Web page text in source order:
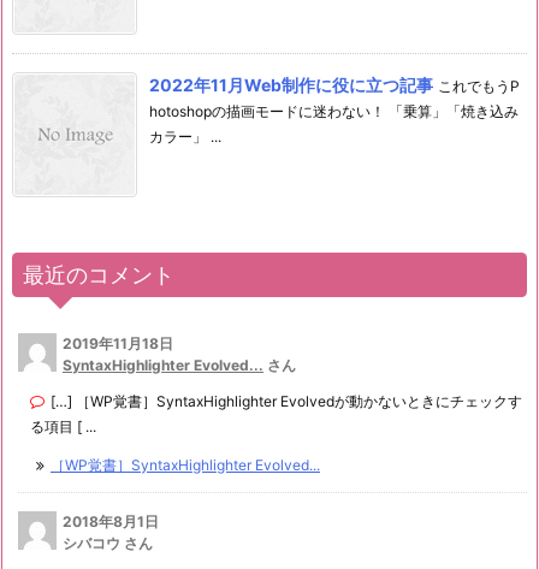
2022年11月Web制作に役に立つ記事 これでもうP
hotoshopの描画モードに迷わない！ 「乗算」「焼き込み
カラー」 ...
最近のコメント
2019年11月18日
SyntaxHighlighter Evolved... さん
[…] ［WP覚書］SyntaxHighlighter Evolvedが動かないときにチェックす
る項目 [ ...
［WP覚書］SyntaxHighlighter Evolved...
2018年8月1日
シバコウ さん